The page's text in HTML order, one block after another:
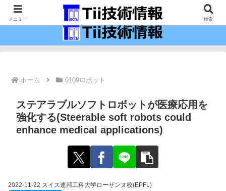
最新の科学技術の情報インフラ。
ホーム 0109ロボット
ステアラブルソフトロボットが医療応用を
強化する(Steerable soft robots could
enhance medical applications)
2022-11-22 スイス連邦工科大学ローザンヌ校(EPFL)
メニュー 検索